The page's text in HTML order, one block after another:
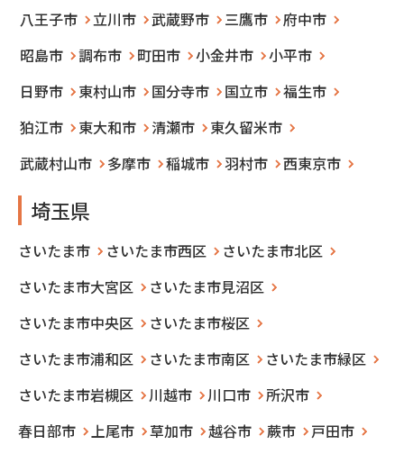
八王子市 立川市 武蔵野市 三鷹市
府中市
昭島市
調布市 町田市 小金井市
小平市
日野市
東村山市 国分寺市 国立市
福生市
狛江市
東大和市 清瀬市
東久留米市
武蔵村山市
多摩市 稲城市 羽村市 西東京市
埼玉県
さいたま市 さいたま市西区
さいたま市北区
さいたま市大宮区
さいたま市見沼区
さいたま市中央区
さいたま市桜区
さいたま市浦和区
さいたま市南区
さいたま市緑区
さいたま市岩槻区
川越市 川口市
所沢市
春日部市
上尾市 草加市 越谷市 蕨市
戸田市